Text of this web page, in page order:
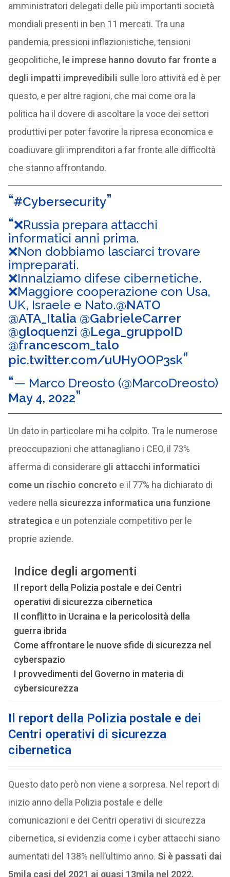
amministratori delegati delle più importanti società
mondiali presenti in ben 11 mercati. Tra una
pandemia, pressioni inflazionistiche, tensioni
geopolitiche, le imprese hanno dovuto far fronte a
degli impatti imprevedibili sulle loro attività ed è per
questo, e per altre ragioni, che mai come ora la
politica ha il dovere di ascoltare la voce dei settori
produttivi per poter favorire la ripresa economica e
coadiuvare gli imprenditori a far fronte alle difficoltà
che stanno affrontando.
#Cybersecurity
❌Russia prepara attacchi
informatici anni prima.
❌Non dobbiamo lasciarci trovare
impreparati.
❌Innalziamo difese cibernetiche.
❌Maggiore cooperazione con Usa,
UK, Israele e Nato.@NATO
@ATA_Italia @GabrieleCarrer
@gloquenzi @Lega_gruppoID
@francescom_talo
pic.twitter.com/uUHyOOP3sk
— Marco Dreosto (@MarcoDreosto)
May 4, 2022
Un dato in particolare mi ha colpito. Tra le numerose
preoccupazioni che attanagliano i CEO, il 73%
afferma di considerare gli attacchi informatici
come un rischio concreto e il 77% ha dichiarato di
vedere nella sicurezza informatica una funzione
strategica e un potenziale competitivo per le
proprie aziende.
Indice degli argomenti
Il report della Polizia postale e dei Centri
operativi di sicurezza cibernetica
Il conflitto in Ucraina e la pericolosità della
guerra ibrida
Come affrontare le nuove sfide di sicurezza nel
cyberspazio
I provvedimenti del Governo in materia di
cybersicurezza
Il report della Polizia postale e dei
Centri operativi di sicurezza
cibernetica
Questo dato però non viene a sorpresa. Nel report di
inizio anno della Polizia postale e delle
comunicazioni e dei Centri operativi di sicurezza
cibernetica, si evidenzia come i cyber attacchi siano
aumentati del 138% nell’ultimo anno. Si è passati dai
5mila casi del 2021 ai quasi 13mila nel 2022.